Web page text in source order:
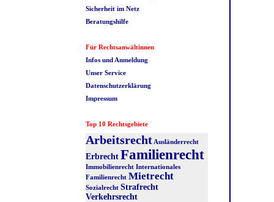
Sicherheit im Netz
Beratungshilfe
Für Rechtsanwältinnen
Infos und Anmeldung
Unser Service
Datenschutzerklärung
Impressum
Top 10 Rechtsgebiete
Arbeitsrecht Ausländerrecht
Erbrecht Familienrecht
Immobilienrecht Internationales
Familienrecht Mietrecht
Sozialrecht Strafrecht
Verkehrsrecht